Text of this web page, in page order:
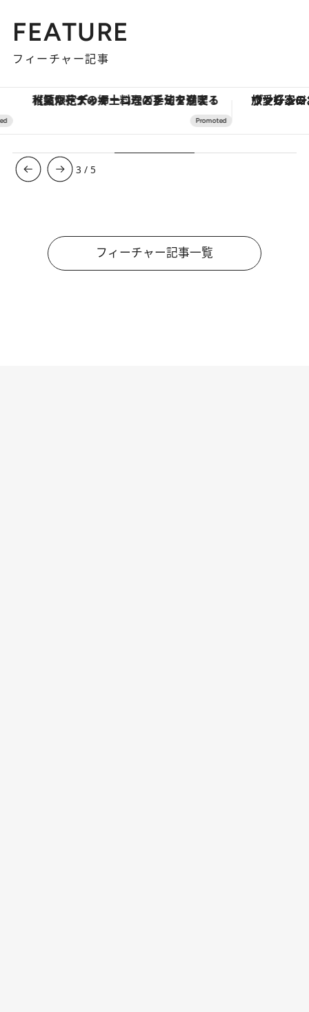
FEATURE
フィーチャー記事
【夏限定ディナーコース】旬を迎える稚鮎や花ズッキーニなどをイタリア・トスカーナの郷土料理の手法で満喫！ ヴァシュロン・コンスタンタ
3 / 5
フィーチャー記事一覧